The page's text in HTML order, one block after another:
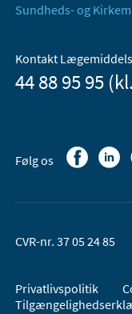
Sundheds- og
Kontakt
44 88 95 95
Følg os
CVR-nr. 37 05 24 85
Privatlivspolitik